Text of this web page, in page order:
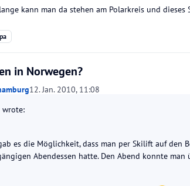
kann man da stehen am Polarkreis und dieses
in Norwegen?
12. Jan. 2010, 11:08
wrote:
es die Möglichkeit, dass man per Skilift auf den
Abendessen hatte. Den Abend konnte